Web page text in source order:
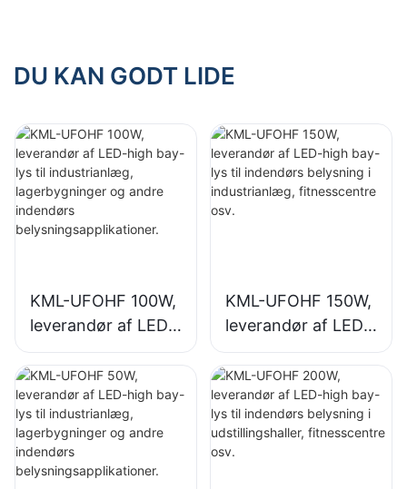
DU KAN GODT LIDE
KML-UFOHF 100W,
leverandør af LED-
high bay-lys til
industrianlæg,
lagerbygninger og
andre indendørs
belysningsapplikati
oner.
KML-UFOHF 150W,
leverandør af LED-
high bay-lys til
indendørs
belysning i
industrianlæg,
fitnesscentre osv.